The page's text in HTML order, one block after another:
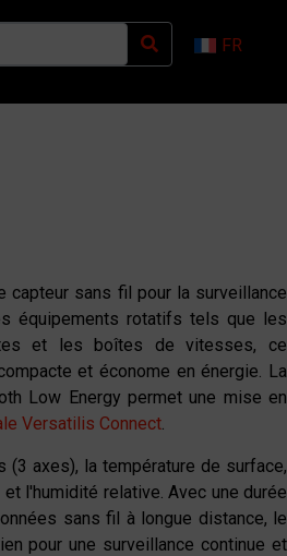
FR
capteur sans fil pour la surveillance
équipements rotatifs tels que les
et les boîtes de vitesses, ce
et économe en énergie. La
Low Energy permet une mise en
Versatilis Connect.
axes), la température de surface,
l'humidité relative. Avec une durée
sans fil à longue distance, le
pour une surveillance continue et